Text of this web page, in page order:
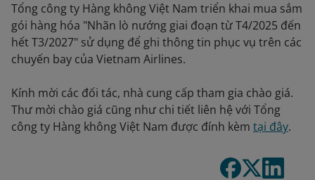
Tổng công ty Hàng không Việt Nam triển khai mua sắm
gói hàng hóa "Nhãn lò nướng giai đoạn từ T4/2025 đến
hết T3/2027" sử dụng để ghi thông tin phục vụ trên các
chuyến bay của Vietnam Airlines.
Kính mời các đối tác, nhà cung cấp tham gia chào giá.
Thư mời chào giá cũng như chi tiết liên hệ với Tổng
công ty Hàng không Việt Nam được đính kèm tại đây.